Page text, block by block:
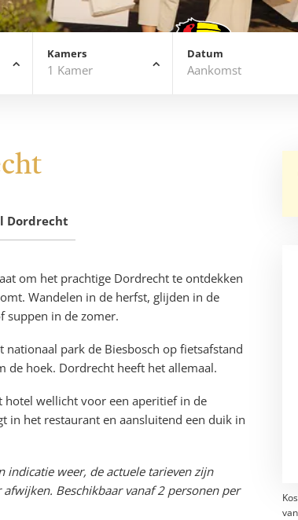
Kamers
1 Kamer
Datum
Aankomst
Dordrecht
om het prachtige Dordrecht te ontdekken
Wandelen in de herfst, glijden in de
suppen in de zomer.
nationaal park de Biesbosch op fietsafstand
de hoek. Dordrecht heeft het allemaal.
wellicht voor een aperitief in de
in het restaurant en aansluitend een duik in
indicatie weer, de actuele tarieven zijn
Beschikbaar vanaf 2 personen per